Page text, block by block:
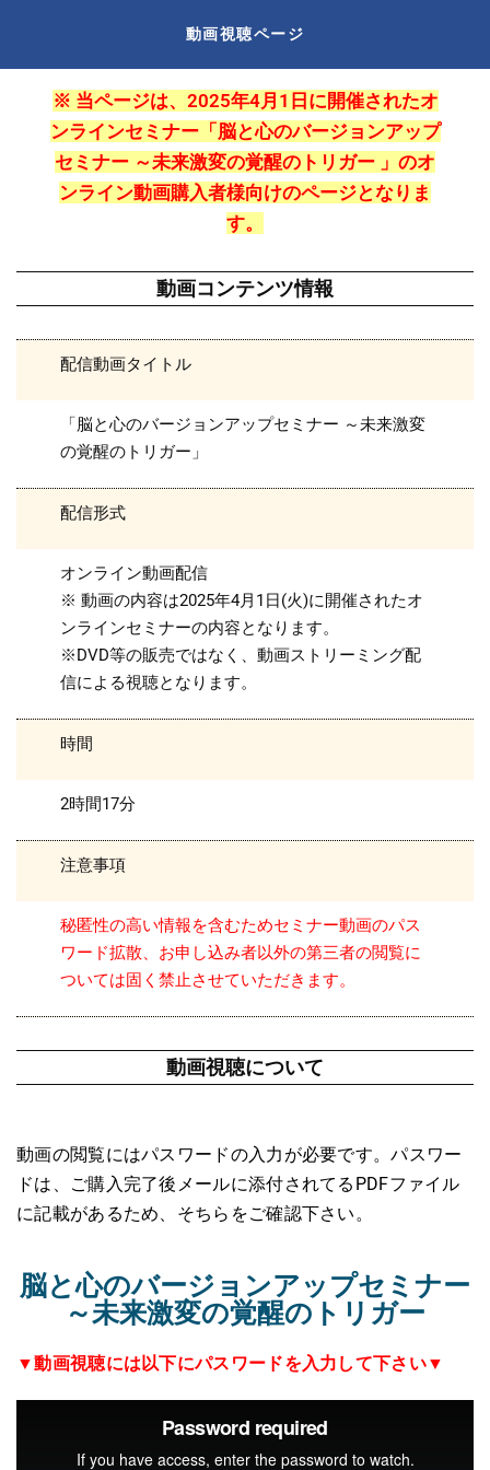
動画視聴ページ
※ 当ページは、2025年4月1日に開催されたオ
ンラインセミナー「 脳と心のバージョンアップ
セミナー ～未来激変の覚醒のトリガー 」のオ
ンライン動画購入者様向けのページとなりま
す。
動画コンテンツ情報
配信動画タイトル
「脳と心のバージョンアップセミナー ～未来激変
の覚醒のトリガー」
配信形式
オンライン動画配信
※ 動画の内容は2025年4月1日(火)に開催されたオ
ンラインセミナーの内容となります。
※DVD等の販売ではなく、動画ストリーミング配
信による視聴となります。
時間
2時間17分
注意事項
秘匿性の高い情報を含むためセミナー動画のパス
ワード拡散、お申し込み者以外の第三者の閲覧に
ついては固く禁止させていただきます。
動画視聴について
動画の閲覧にはパスワードの入力が必要です。パスワー
ドは、ご購入完了後メールに添付されてるPDFファイル
に記載があるため、そちらをご確認下さい。
脳と心のバージョンアップセミナー
～未来激変の覚醒のトリガー
▼動画視聴には以下にパスワードを入力して下さい▼